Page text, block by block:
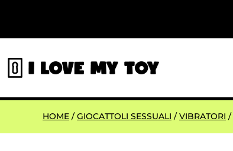
HOME /GIOCATTOLI SESSUALI /VIBRATORI /